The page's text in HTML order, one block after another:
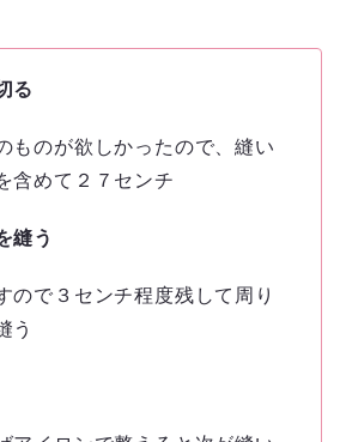
る
ものが欲しかったので、縫い
含めて２７センチ
縫う
ので３センチ程度残して周り
う